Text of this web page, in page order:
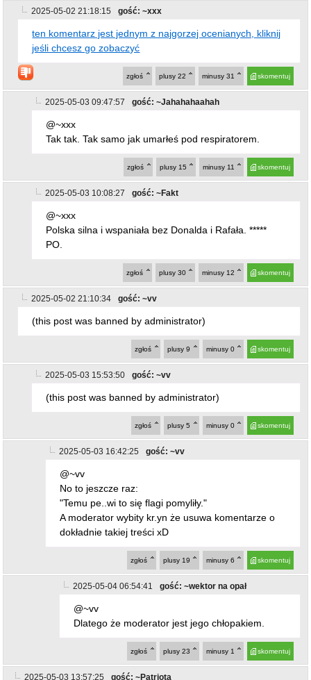
2025-05-02 21:18:15 gość: ~xxx
ten komentarz jest jednym z najgorzej ocenianych, kliknij
jeśli chcesz go zobaczyć
skomentuj
minusy 31
plusy 22
zgłoś
2025-05-03 09:47:57 gość: ~Jahahahaahah
@~xxx
Tak tak. Tak samo jak umarłeś pod respiratorem.
skomentuj
minusy 11
plusy 15
zgłoś
2025-05-03 10:08:27 gość: ~Fakt
@~xxx
Polska silna i wspaniała bez Donalda i Rafała. *****
PO.
skomentuj
minusy 12
plusy 30
zgłoś
2025-05-02 21:10:34 gość: ~vv
(this post was banned by administrator)
skomentuj
minusy 0
plusy 9
zgłoś
2025-05-03 15:53:50 gość: ~vv
(this post was banned by administrator)
skomentuj
minusy 0
plusy 5
zgłoś
2025-05-03 16:42:25 gość: ~vv
@~vv
No to jeszcze raz:
"Temu pe..wi to się flagi pomyliły."
A moderator wybity kr.yn że usuwa komentarze o
dokładnie takiej treści xD
skomentuj
minusy 6
plusy 19
zgłoś
2025-05-04 06:54:41 gość: ~wektor na opał
@~vv
Dlatego że moderator jest jego chłopakiem.
skomentuj
minusy 1
plusy 23
zgłoś
2025-05-03 13:57:25 gość: ~Patriota